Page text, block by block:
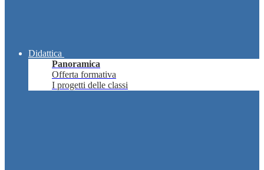
Didattica
Panoramica
Offerta formativa
I progetti delle classi